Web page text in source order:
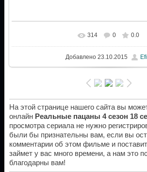
314 0 0.0
Добавлено23.10.2015
На этой странице нашего сайта вы
онлайн Реальные пацаны 4 сезон 18
просмотра сериала не нужно
были бы признательны вам, если вы
комментарии об этом фильме и
займет у вас много времени, а нам это
благодарны вам!